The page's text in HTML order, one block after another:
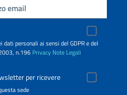
personali ai sensi del GDPR e del
n.196 Privacy Note Legali
per ricevere
sede